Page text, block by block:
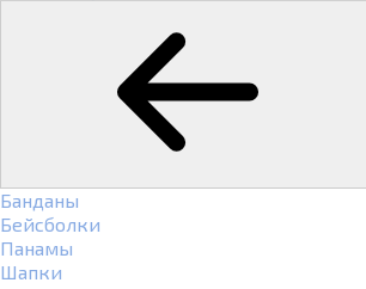
Банданы
Бейсболки
Панамы
Шапки